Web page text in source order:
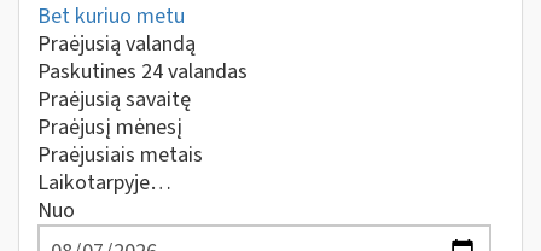
Bet kuriuo metu
Praėjusią valandą
Paskutines 24 valandas
Praėjusią savaitę
Praėjusį mėnesį
Praėjusiais metais
Laikotarpyje…
Nuo